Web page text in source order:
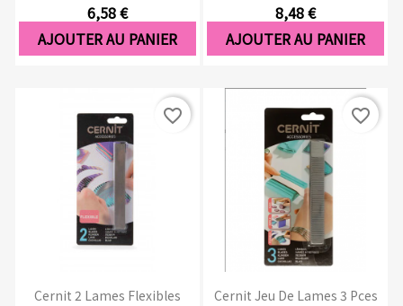
6,58 €
AJOUTER AU PANIER
8,48 €
AJOUTER AU PANIER
Cernit 2 Lames Flexibles
favorite_border
Cernit Jeu De Lames 3 Pces
favorite_border